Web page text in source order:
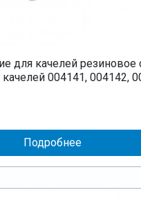
для качелей резиновое
004141, 004142,
Подробнее